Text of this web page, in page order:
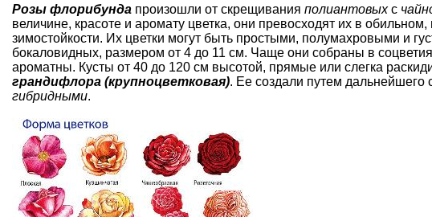
Розы флорибунда произошли от скрещивания полиантовыхс
величине, красоте и аромату цветка, они превосходят их в
зимостойкости. Их цветки могут быть простыми, полумахровыми и
бокаловидных, размером от 4 до 11 см. Чаще они собраны в
ароматны. Кусты от 40 до 120 см высотой, прямые или слегка
грандифлора (крупноцветковая). Ее создали путем дальнейшего
гибридными.